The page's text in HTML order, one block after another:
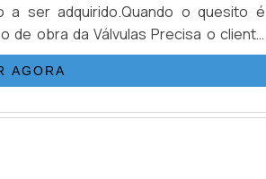
ser adquirido.Quando o quesito é
de obra da Válvulas Precisa o cliente
e atendimento eficaz em todo
AGORA